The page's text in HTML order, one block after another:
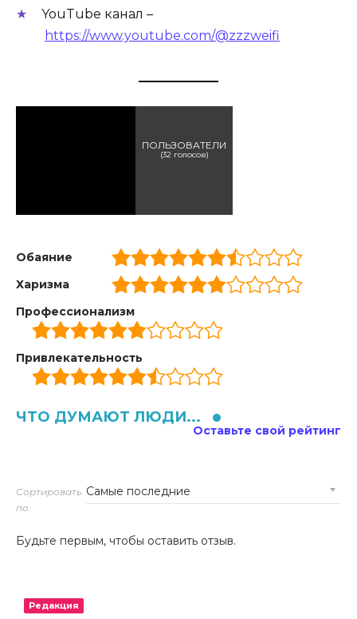
YouTube канал –
https://www.youtube.com/@zzzweifi
ПОЛЬЗОВАТЕЛИ
(32 голосов)
Обаяние
Харизма
Профессионализм
Привлекательность
ЧТО ДУМАЮТ ЛЮДИ...
Оставьте свой рейтинг
Сортировать
по:
Будьте первым, чтобы оставить отзыв.
Редакция